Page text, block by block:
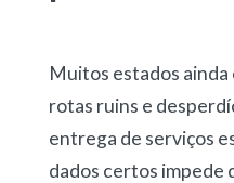
Muitos estados
rotas ruins e
entrega de serviços
dados certos impede